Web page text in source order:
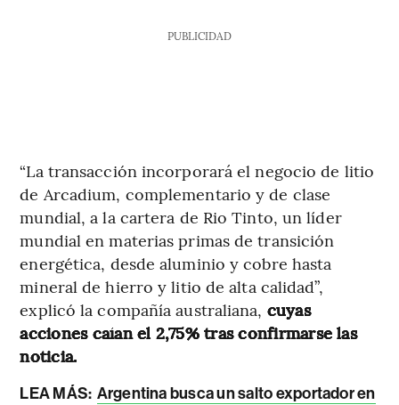
PUBLICIDAD
“La transacción incorporará el negocio de litio
de Arcadium, complementario y de clase
mundial, a la cartera de Rio Tinto, un líder
mundial en materias primas de transición
energética, desde aluminio y cobre hasta
mineral de hierro y litio de alta calidad”,
explicó la compañía australiana, cuyas
acciones caían el 2,75% tras confirmarse las
noticia.
LEA MÁS: Argentina busca un salto exportador en